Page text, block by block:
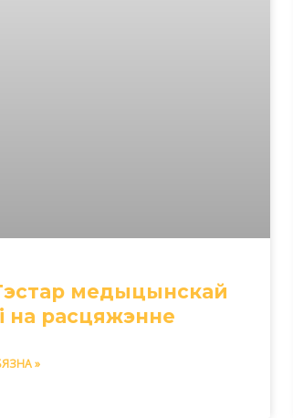
медыцынскай
на расцяжэнне
»